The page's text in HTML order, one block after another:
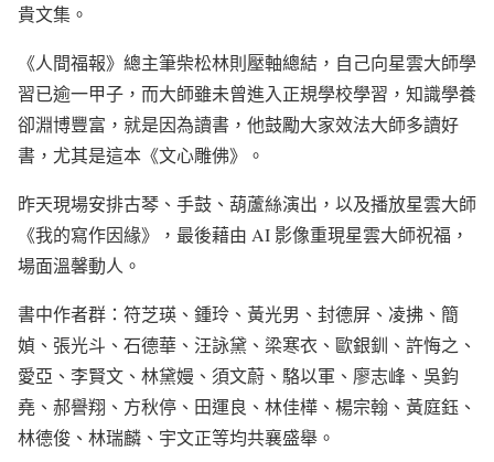
貴文集。
《人間福報》總主筆柴松林則壓軸總結，自己向星雲大師學
習已逾一甲子，而大師雖未曾進入正規學校學習，知識學養
卻淵博豐富，就是因為讀書，他鼓勵大家效法大師多讀好
書，尤其是這本《文心雕佛》。
昨天現場安排古琴、手鼓、葫蘆絲演出，以及播放星雲大師
《我的寫作因緣》，最後藉由 AI 影像重現星雲大師祝福，
場面溫馨動人。
書中作者群：符芝瑛、鍾玲、黃光男、封德屏、凌拂、簡
媜、張光斗、石德華、汪詠黛、梁寒衣、歐銀釧、許悔之、
愛亞、李賢文、林黛嫚、須文蔚、駱以軍、廖志峰、吳鈞
堯、郝譽翔、方秋停、田運良、林佳樺、楊宗翰、黃庭鈺、
林德俊、林瑞麟、宇文正等均共襄盛舉。